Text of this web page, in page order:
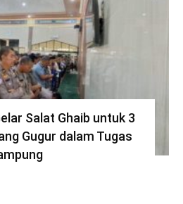
Salat Ghaib untuk 3
Gugur dalam Tugas